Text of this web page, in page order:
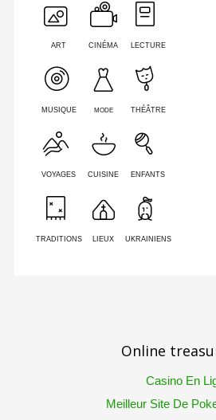
ART CINÉMA LECTURE
MUSIQUE MODE THÉÂTRE
VOYAGES CUISINE ENFANTS
TRADITIONS LIEUX UKRAINIENS
Online
Casino En
Meilleur Site De